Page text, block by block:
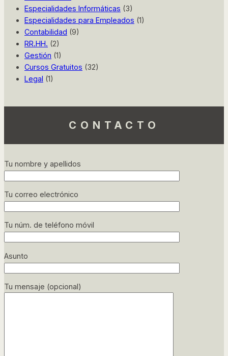
Especialidades Informáticas (3)
Especialidades para Empleados (1)
Contabilidad (9)
RR.HH. (2)
Gestión (1)
Cursos Gratuitos (32)
Legal (1)
CONTACTO
Tu nombre y apellidos
Tu correo electrónico
Tu núm. de teléfono móvil
Asunto
Tu mensaje (opcional)